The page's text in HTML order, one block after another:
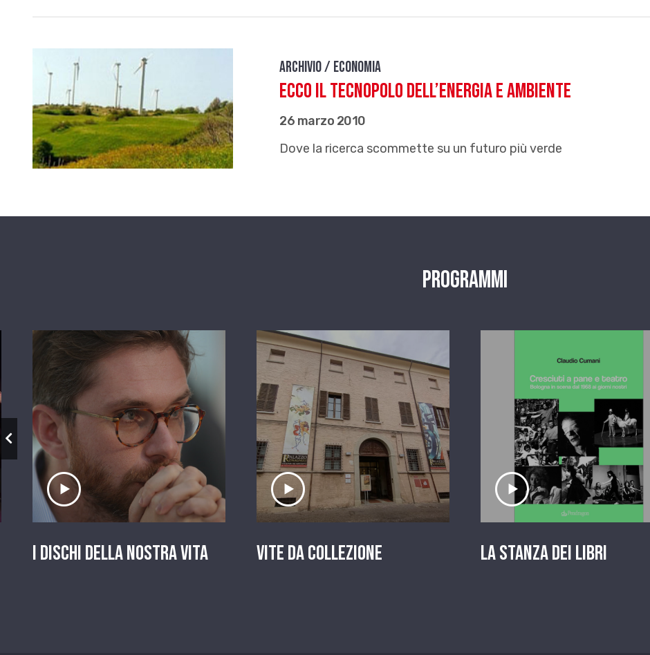
Archivio / Economia
Ecco il tecnopolo dell’energia e ambiente
26 marzo 2010
Dove la ricerca scommette su un futuro più verde
Programmi
Ascolta il servizio
I dischi della nostra vita
Ascolta il servizio
Vite da Collezione
Ascolta il servizio
La stanza dei Libri